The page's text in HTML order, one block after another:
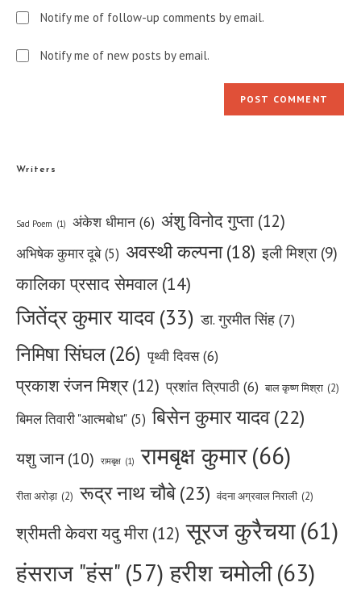
Notify me of follow-up comments by email.
Notify me of new posts by email.
Writers
Sad Poem (1) अंकेश धीमान (6) अंशु विनोद गुप्ता (12)
अभिषेक कुमार दूबे (5) अवस्थी कल्पना (18) इली मिश्रा (9)
कालिका प्रसाद सेमवाल (14)
जितेंद्र कुमार यादव (33) डा. गुरमीत सिंह (7)
निमिषा सिंघल(26) पृथ्वी दिवस (6)
प्रकाश रंजन मिश्र (12) प्रशांत त्रिपाठी (6) बाल कृष्ण मिश्रा (2)
बिमल तिवारी "आत्मबोध" (5) बिसेन कुमार यादव(22)
यशु जान (10) रामबृक्ष (1) रामबृक्ष कुमार(66)
रीता अरोड़ा (2) रूद्र नाथ चौबे(23) वंदना अग्रवाल निराली (2)
श्रीमती केवरा यदु मीरा (12) सूरज कुरैचया(61)
हंसराज "हंस" (57) हरीश चमोली(63)